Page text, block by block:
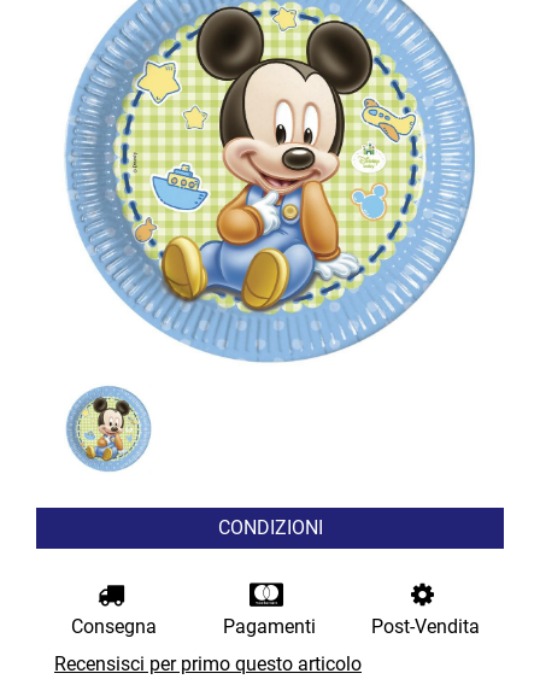
CONDIZIONI
Consegna Pagamenti
Post-Vendita
Recensisci per primo questo articolo